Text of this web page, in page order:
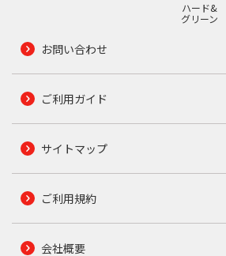
ハード&
グリーン
お問い合わせ
ご利用ガイド
サイトマップ
ご利用規約
会社概要